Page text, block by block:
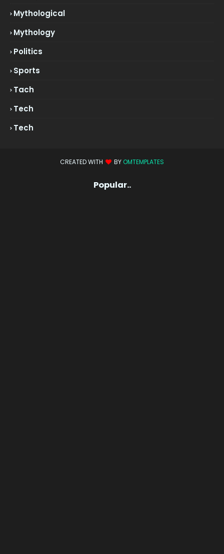
Mythological
Mythology
Politics
Sports
Tach
Tech
Tech
CREATED WITH BY OMTEMPLATES
Popular..